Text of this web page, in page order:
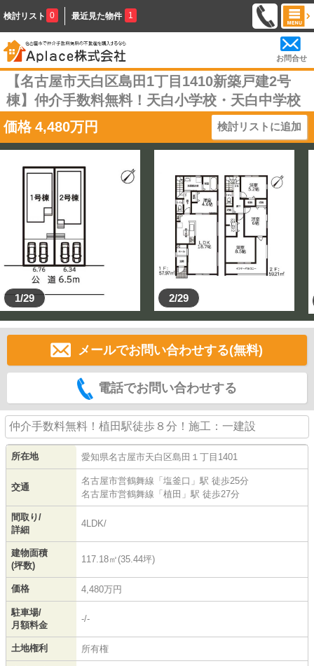
検討リスト 0 最近見た物件 1
お問合せ
【名古屋市天白区島田1丁目1410新築戸建2号
棟】仲介手数料無料！天白小学校・天白中学校
価格 4,480万円 検討リストに追加
1/29 2/29
メールでお問い合わせする(無料)
電話でお問い合わせする
仲介手数料無料！植田駅徒歩８分！施工：一建設
所在地 愛知県名古屋市天白区島田 １丁目1401
交通
名古屋市営鶴舞線 「 塩釜口 」駅 徒歩25分
名古屋市営鶴舞線 「 植田 」駅 徒歩27分
間取り/
詳細
4LDK/
建物面積
(坪数)
117.18㎡(35.44坪)
価格 4,480万円
駐車場/
月額料金
-/-
土地権利 所有権